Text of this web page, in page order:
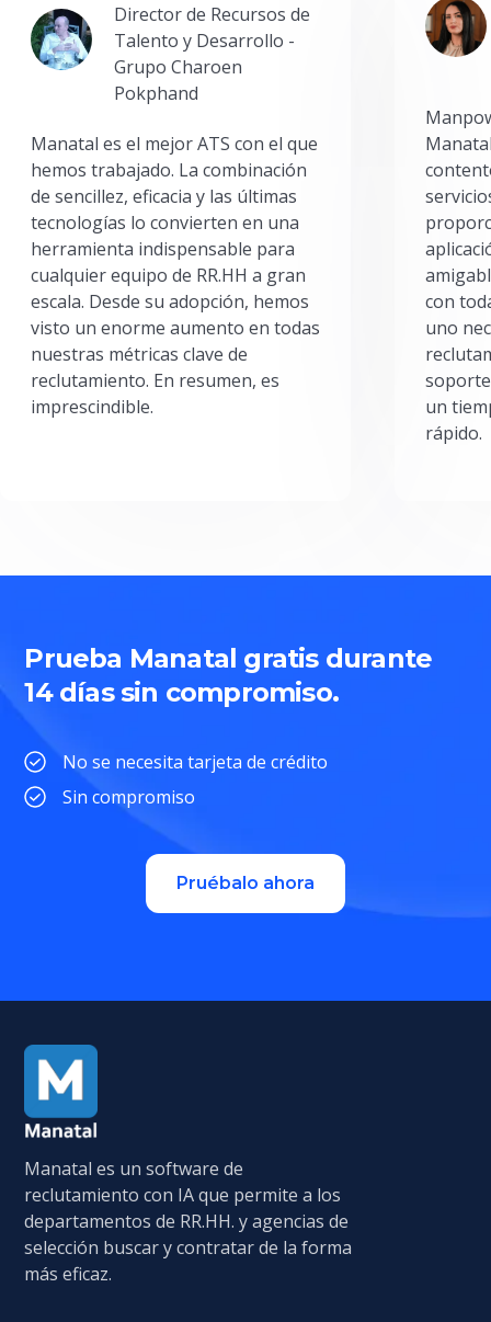
Director de Recursos de
Talento y Desarrollo -
Grupo Charoen
Pokphand
Manatal es el mejor ATS con el que
hemos trabajado. La combinación
de sencillez, eficacia y las últimas
tecnologías lo convierten en una
herramienta indispensable para
cualquier equipo de RR.HH a gran
escala. Desde su adopción, hemos
visto un enorme aumento en todas
nuestras métricas clave de
reclutamiento. En resumen, es
imprescindible.
con
uno
un
rápido.
Prueba Manatal gratis durante
14 días sin compromiso.
No se necesita tarjeta de crédito
Sin compromiso
Pruébalo ahora
Manatal es un software de
reclutamiento con IA que permite a los
departamentos de RR.HH. y agencias de
selección buscar y contratar de la forma
más eficaz.